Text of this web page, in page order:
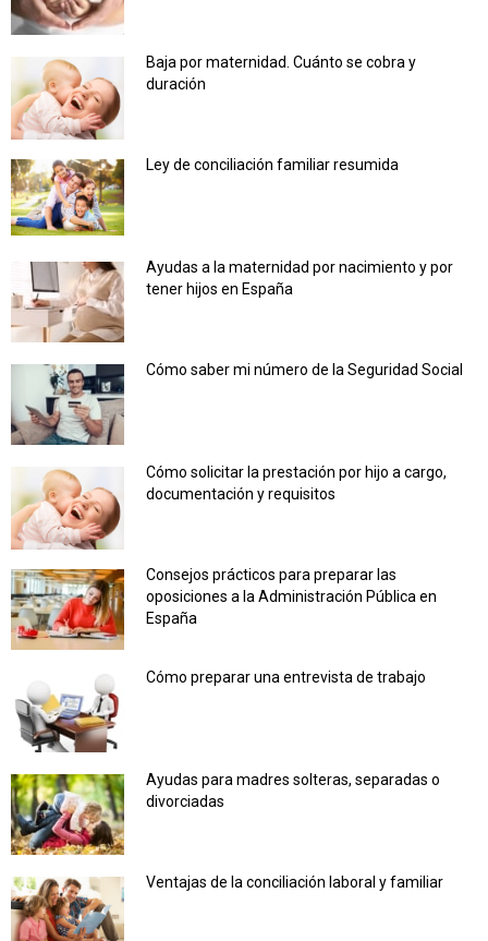
Baja por maternidad. Cuánto se cobra y
duración
Ley de conciliación familiar resumida
Ayudas a la maternidad por nacimiento y por
tener hijos en España
Cómo saber mi número de la Seguridad Social
Cómo solicitar la prestación por hijo a cargo,
documentación y requisitos
Consejos prácticos para preparar las
oposiciones a la Administración Pública en
España
Cómo preparar una entrevista de trabajo
Ayudas para madres solteras, separadas o
divorciadas
Ventajas de la conciliación laboral y familiar